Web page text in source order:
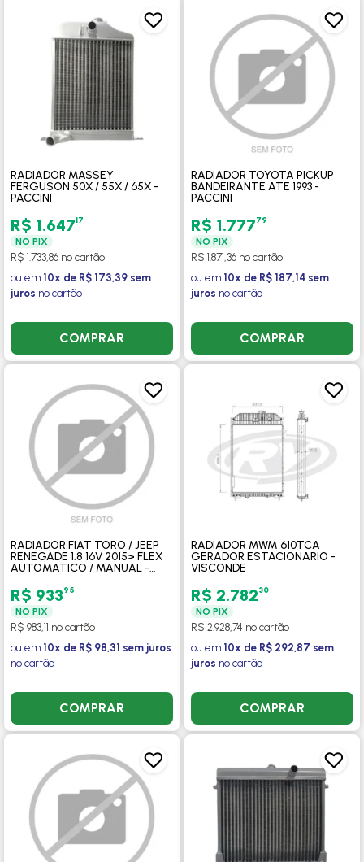
RADIADOR MASSEY
FERGUSON 50X / 55X / 65X -
PACCINI
R$ 1.64717
NO PIX
R$ 1.733,86 no cartão
ou em 10x de R$ 173,39 sem
juros no cartão
COMPRAR
RADIADOR TOYOTA PICKUP
BANDEIRANTE ATE 1993 -
PACCINI
R$ 1.77779
NO PIX
R$ 1.871,36 no cartão
ou em 10x de R$ 187,14 sem
juros no cartão
COMPRAR
RADIADOR FIAT TORO / JEEP
RENEGADE 1.8 16V 2015> FLEX
AUTOMATICO / MANUAL -
R$ 93395
NO PIX
R$ 983,11 no cartão
ou em 10x de R$ 98,31 sem juros
no cartão
COMPRAR
RADIADOR MWM 610TCA
GERADOR ESTACIONARIO -
VISCONDE
R$ 2.78230
NO PIX
R$ 2.928,74 no cartão
ou em 10x de R$ 292,87 sem
juros no cartão
COMPRAR